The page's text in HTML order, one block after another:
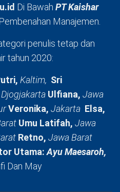
Di Bawah PT Kaishar
Manajemen.
penulis tetap dan
tahun 2020:
Kaltim, Sri
Djogjakarta Ulfiana, Jawa
Veronika, Jakarta Elsa,
Umu Latifah, Jawa
Retno, Jawa Barat
Utama:Ayu Maesaroh,
Dan May